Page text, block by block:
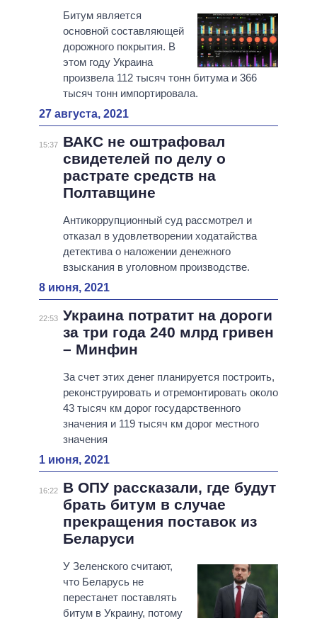
Битум является
основной составляющей
дорожного покрытия. В
этом году Украина
произвела 112 тысяч тонн битума и 366
тысяч тонн импортировала.
27 августа, 2021
15:37
ВАКС не оштрафовал
свидетелей по делу о
растрате средств на
Полтавщине
Антикоррупционный суд рассмотрел и
отказал в удовлетворении ходатайства
детектива о наложении денежного
взыскания в уголовном производстве.
8 июня, 2021
22:53 Украина потратит на дороги
за три года 240 млрд гривен
– Минфин
За счет этих денег планируется построить,
реконструировать и отремонтировать около
43 тысяч км дорог государственного
значения и 119 тысяч км дорог местного
значения
1 июня, 2021
16:22
В ОПУ рассказали, где будут
брать битум в случае
прекращения поставок из
Беларуси
У Зеленского считают,
что Беларусь не
перестанет поставлять
битум в Украину, потому